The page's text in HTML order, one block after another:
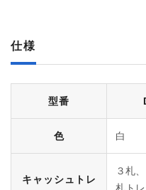
仕様
型番
色 白
キャッシュトレ
３札